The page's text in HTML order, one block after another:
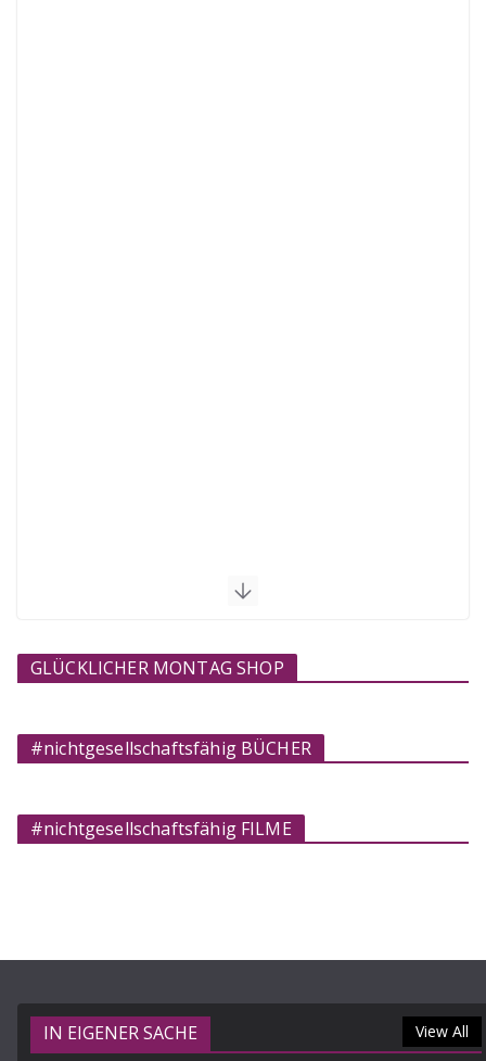
GLÜCKLICHER MONTAG SHOP
#nichtgesellschaftsfähig BÜCHER
#nichtgesellschaftsfähig FILME
IN EIGENER SACHE View All